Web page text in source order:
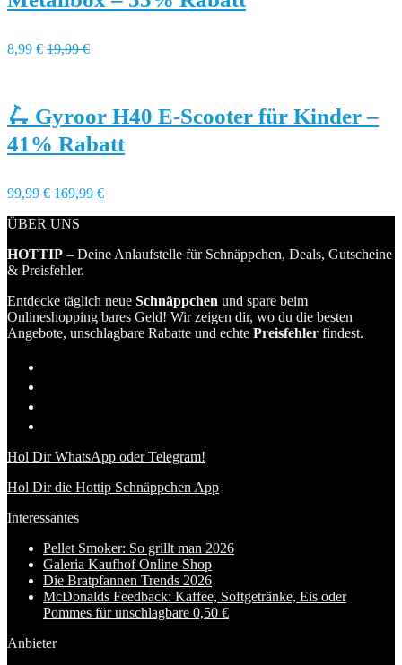
8,99 € 19,99 €
🛴 Gyroor H40 E-Scooter für Kinder –
41% Rabatt
99,99 € 169,99 €
ÜBER UNS
HOTTIP – Deine Anlaufstelle für Schnäppchen, Deals, Gutscheine
& Preisfehler.
Entdecke täglich neue Schnäppchen und spare beim
Onlineshopping bares Geld! Wir zeigen dir, wo du die besten
Angebote, unschlagbare Rabatte und echte Preisfehler findest.
Hol Dir WhatsApp oder Telegram!
Hol Dir die Hottip Schnäppchen App
Interessantes
Pellet Smoker: So grillt man 2026
Galeria Kaufhof Online-Shop
Die Bratpfannen Trends 2026
McDonalds Feedback: Kaffee, Softgetränke, Eis oder
Pommes für unschlagbare 0,50 €
Anbieter